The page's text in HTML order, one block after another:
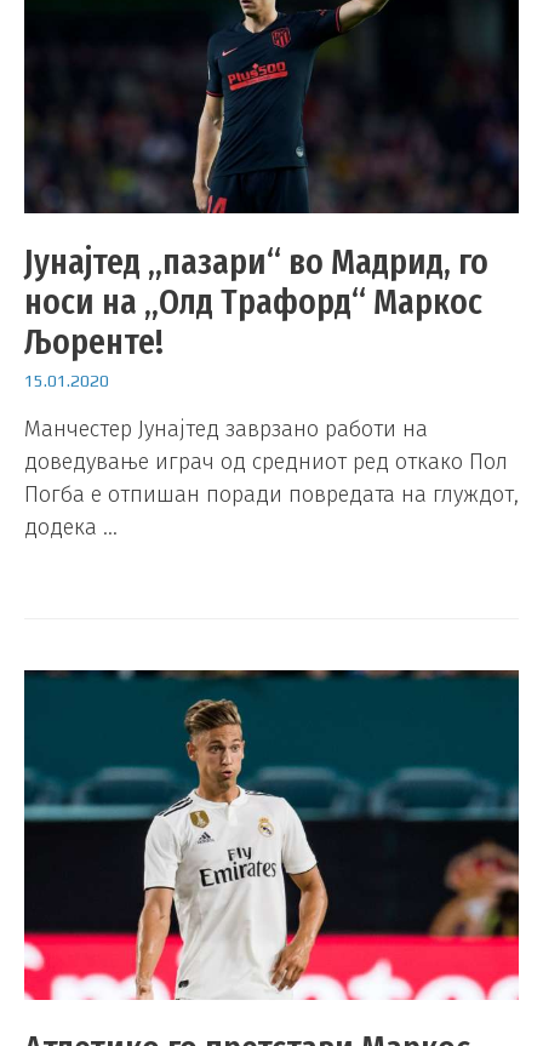
Јунајтед „пазари“ во Мадрид, го
носи на „Олд Трафорд“ Маркос
Љоренте!
15.01.2020
Манчестер Јунајтед заврзано работи на
доведување играч од средниот ред откако Пол
Погба е отпишан поради повредата на глуждот,
додека …